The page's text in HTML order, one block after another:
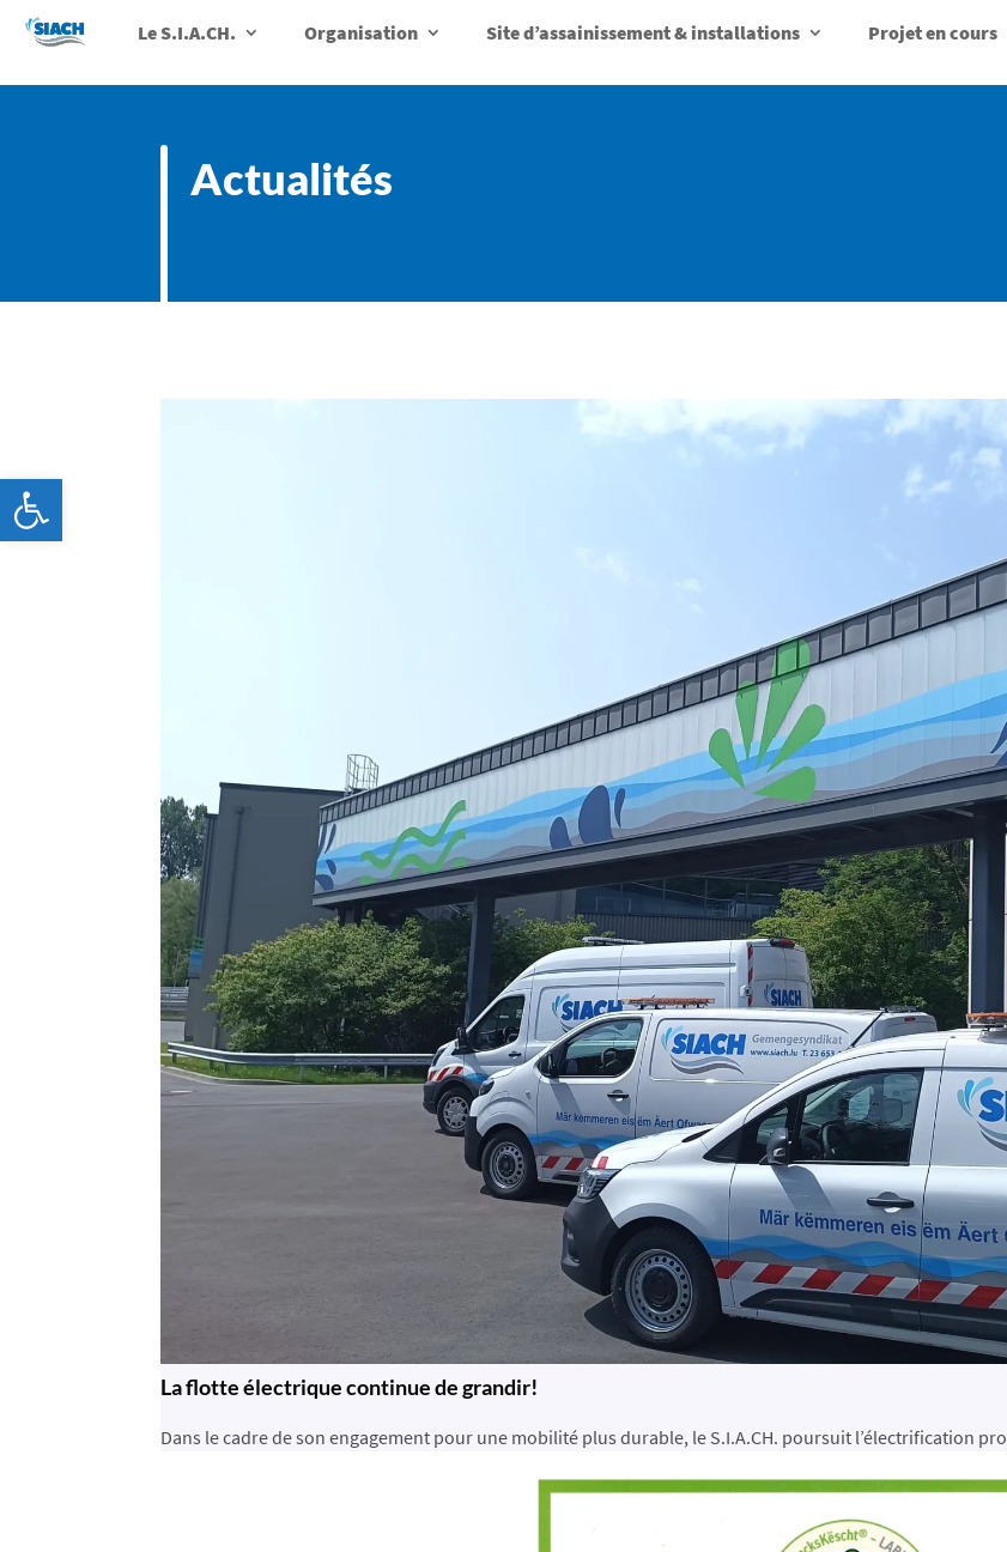
Le S.I.A.CH. Organisation Site d’assainissement & installations Projet en cours
Actualités
La flotte électrique continue de grandir!
Dans le cadre de son engagement pour une mobilité plus durable, le S.I.A.CH. poursuit l’électrification
Ouvrir la barre d’outils